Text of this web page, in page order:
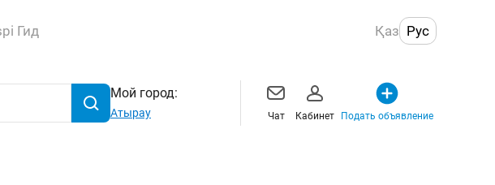
Гид Қаз Рус
Мой город:
Атырау Чат Кабинет Подать объявление